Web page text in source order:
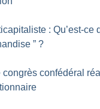
: Qu’est-ce
” ?
congrès confédéral